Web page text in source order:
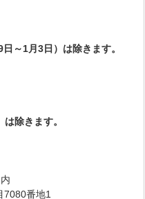
～1月3日）は除きます。
除きます。
番地1